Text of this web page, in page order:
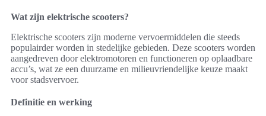
Wat zijn elektrische scooters?
Elektrische scooters zijn moderne vervoermiddelen die steeds
populairder worden in stedelijke gebieden. Deze scooters worden
aangedreven door elektromotoren en functioneren op oplaadbare
accu’s, wat ze een duurzame en milieuvriendelijke keuze maakt
voor stadsvervoer.
Definitie en werking